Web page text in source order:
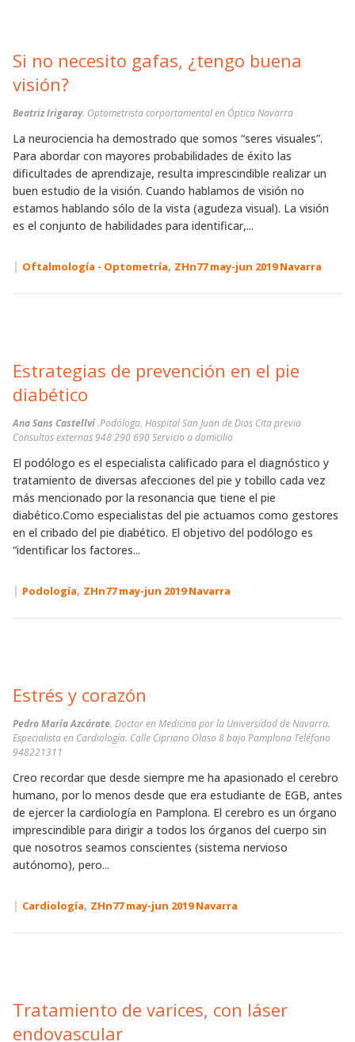
Si no necesito gafas, ¿tengo buena
visión?
Beatriz Irigaray. Optometrista corportamental en Óptica Navarra
La neurociencia ha demostrado que somos “seres visuales”.
Para abordar con mayores probabilidades de éxito las
dificultades de aprendizaje, resulta imprescindible realizar un
buen estudio de la visión. Cuando hablamos de visión no
estamos hablando sólo de la vista (agudeza visual). La visión
es el conjunto de habilidades para identificar,...
| Oftalmología - Optometría, ZHn77 may-jun 2019 Navarra
Estrategias de prevención en el pie
diabético
Ana Sans Castellví.Podóloga. Hospital San Juan de Dios Cita previa
Consultas externas 948 290 690 Servicio a domicilio
El podólogo es el especialista calificado para el diagnóstico y
tratamiento de diversas afecciones del pie y tobillo cada vez
más mencionado por la resonancia que tiene el pie
diabético.Como especialistas del pie actuamos como gestores
en el cribado del pie diabético. El objetivo del podólogo es
“identificar los factores...
| Podología, ZHn77 may-jun 2019 Navarra
Estrés y corazón
Pedro María Azcárate. Doctor en Medicina por la Universidad de Navarra.
Especialista en Cardiología. Calle Cipriano Olaso 8 bajo Pamplona Teléfono
948221311
Creo recordar que desde siempre me ha apasionado el cerebro
humano, por lo menos desde que era estudiante de EGB, antes
de ejercer la cardiología en Pamplona. El cerebro es un órgano
imprescindible para dirigir a todos los órganos del cuerpo sin
que nosotros seamos conscientes (sistema nervioso
autónomo), pero...
| Cardiología, ZHn77 may-jun 2019 Navarra
Tratamiento de varices, con láser
endovascular